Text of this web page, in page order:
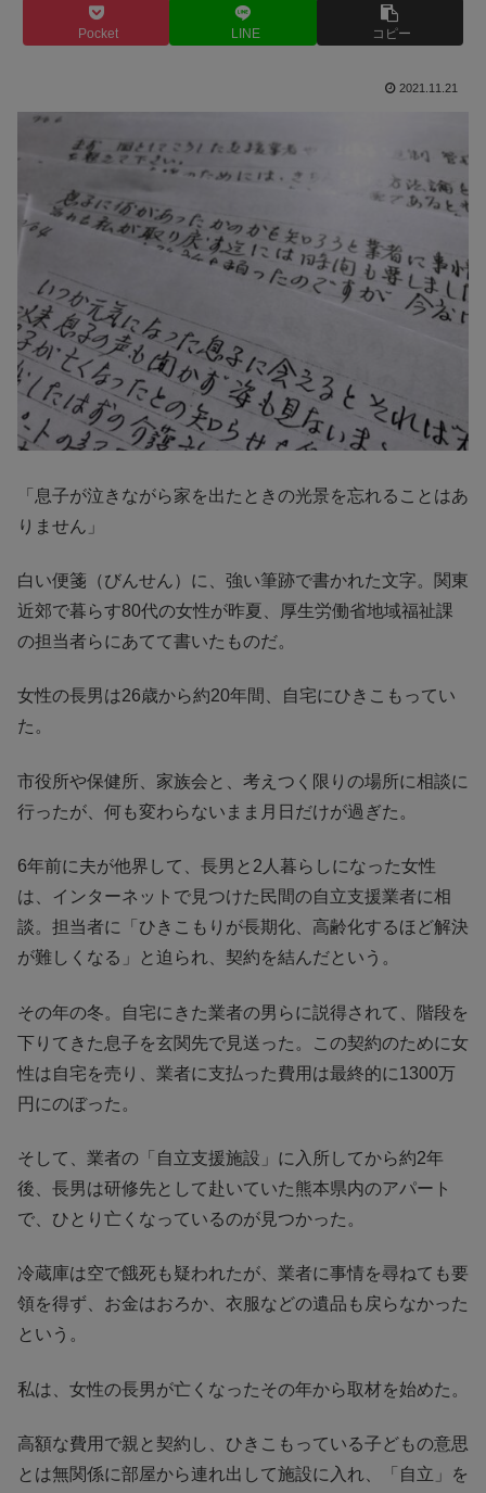
Pocket LINE コピー
2021.11.21
「息子が泣きながら家を出たときの光景を忘れることはあ
りません」
白い便箋（びんせん）に、強い筆跡で書かれた文字。関東
近郊で暮らす80代の女性が昨夏、厚生労働省地域福祉課
の担当者らにあてて書いたものだ。
女性の長男は26歳から約20年間、自宅にひきこもってい
た。
市役所や保健所、家族会と、考えつく限りの場所に相談に
行ったが、何も変わらないまま月日だけが過ぎた。
6年前に夫が他界して、長男と2人暮らしになった女性
は、インターネットで見つけた民間の自立支援業者に相
談。担当者に「ひきこもりが長期化、高齢化するほど解決
が難しくなる」と迫られ、契約を結んだという。
その年の冬。自宅にきた業者の男らに説得されて、階段を
下りてきた息子を玄関先で見送った。この契約のために女
性は自宅を売り、業者に支払った費用は最終的に1300万
円にのぼった。
そして、業者の「自立支援施設」に入所してから約2年
後、長男は研修先として赴いていた熊本県内のアパート
で、ひとり亡くなっているのが見つかった。
冷蔵庫は空で餓死も疑われたが、業者に事情を尋ねても要
領を得ず、お金はおろか、衣服などの遺品も戻らなかった
という。
私は、女性の長男が亡くなったその年から取材を始めた。
高額な費用で親と契約し、ひきこもっている子どもの意思
とは無関係に部屋から連れ出して施設に入れ、「自立」を